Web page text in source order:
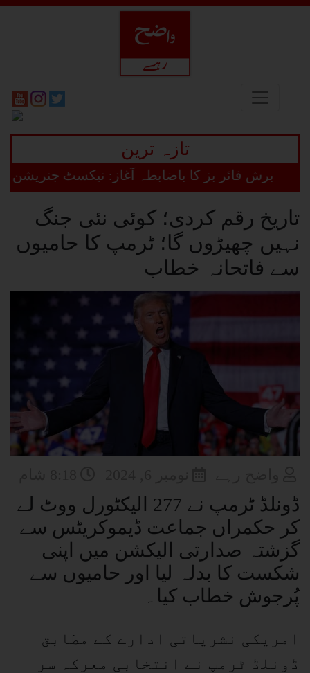
تازہ ترین
برش فائر بز کا باضابطہ آغاز: نیکسٹ جنریشن بزنس
تاریخ رقم کردی؛ کوئی نئی جنگ
نہیں چھیڑوں گا؛ ٹرمپ کا حامیوں
سے فاتحانہ خطاب
ڈونلڈ ٹرمپ نے 277 الیکٹورل ووٹ لے
کر حکمراں جماعت ڈیموکریٹس سے
گزشتہ صدارتی الیکشن میں اپنی
شکست کا بدلہ لیا اور حامیوں سے
پُرجوش خطاب کیا۔
امریکی نشریاتی ادارے کے مطابق
ڈونلڈ ٹرمپ نے انتخابی معرکہ سر